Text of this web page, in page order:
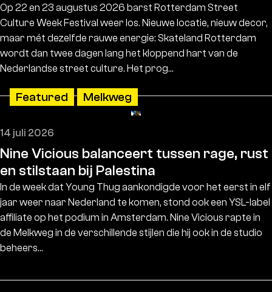
Op 22 en 23 augustus 2026 barst Rotterdam Street
Culture Week Festival weer los. Nieuwe locatie, nieuw decor,
maar mét dezelfde rauwe energie: Skateland Rotterdam
wordt dan twee dagen lang het kloppend hart van de
Nederlandse street culture. Het prog…
14 juli 2026
Featured Melkweg
Nine Vicious balanceert tussen rage, rust
en stilstaan bij Palestina
In de week dat Young Thug aankondigde voor het eerst in elf
jaar weer naar Nederland te komen, stond ook een YSL-label
affiliate op het podium in Amsterdam. Nine Vicious rapte in
de Melkweg in de verschillende stijlen die hij ook in de studio
beheers…